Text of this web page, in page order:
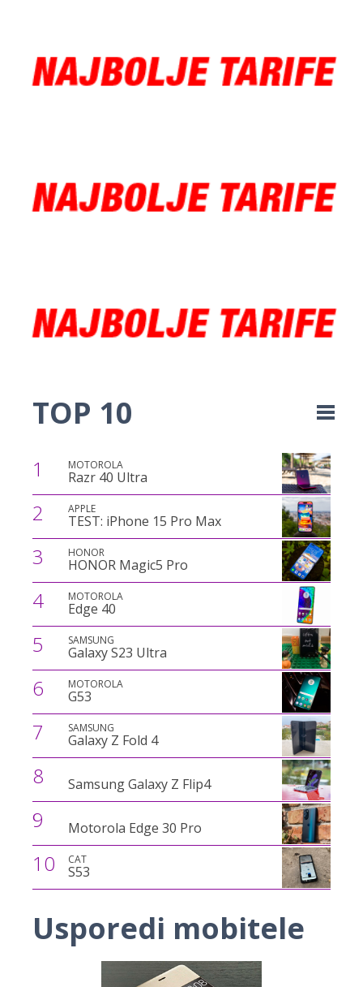
TOP 10
1 MOTOROLA
Razr 40 Ultra
2 APPLE
TEST: iPhone 15 Pro Max
3 HONOR
HONOR Magic5 Pro
4 MOTOROLA
Edge 40
5 SAMSUNG
Galaxy S23 Ultra
6 MOTOROLA
G53
7 SAMSUNG
Galaxy Z Fold 4
8 Samsung Galaxy Z Flip4
9 Motorola Edge 30 Pro
10 CAT
S53
Usporedi mobitele